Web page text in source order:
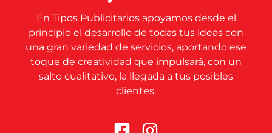
En Tipos Publicitarios apoyamos desde el
principio el desarrollo de todas tus ideas con
una gran variedad de servicios, aportando ese
toque de creatividad que impulsará, con un
salto cualitativo, la llegada a tus posibles
clientes.